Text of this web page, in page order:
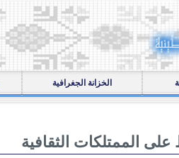
الخزانة الجغرافية
الممتلكات الثقافية